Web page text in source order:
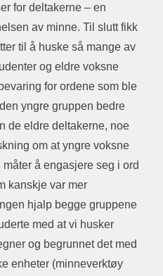
for deltakerne – en
av minne. Til slutt fikk
til å huske så mange av
og eldre voksne
for ordene som ble
yngre gruppen bedre
de eldre deltakerne, noe
om at yngre voksne
å engasjere seg i ord
kanskje var mer
hjalp begge gruppene
med at vi husker
og begrunnet det med
enheter (minneverktøy